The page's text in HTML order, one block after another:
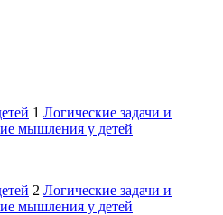
1 Логические задачи и
мышления у детей
2 Логические задачи и
мышления у детей